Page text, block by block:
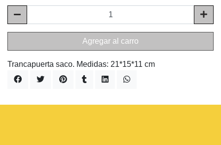
Agregar al carro
Trancapuerta saco. Medidas: 21*15*11 cm